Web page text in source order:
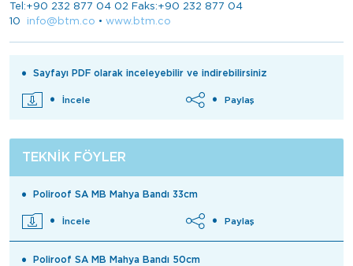
Tel:+90 232 877 04 02 Faks:+90 232 877 04
10 info@btm.co • www.btm.co
Sayfayı PDF olarak inceleyebilir ve indirebilirsiniz
İncele Paylaş
TEKNIK FÖYLER
Poliroof SA MB Mahya Bandı 33cm
İncele Paylaş
Poliroof SA MB Mahya Bandı 50cm